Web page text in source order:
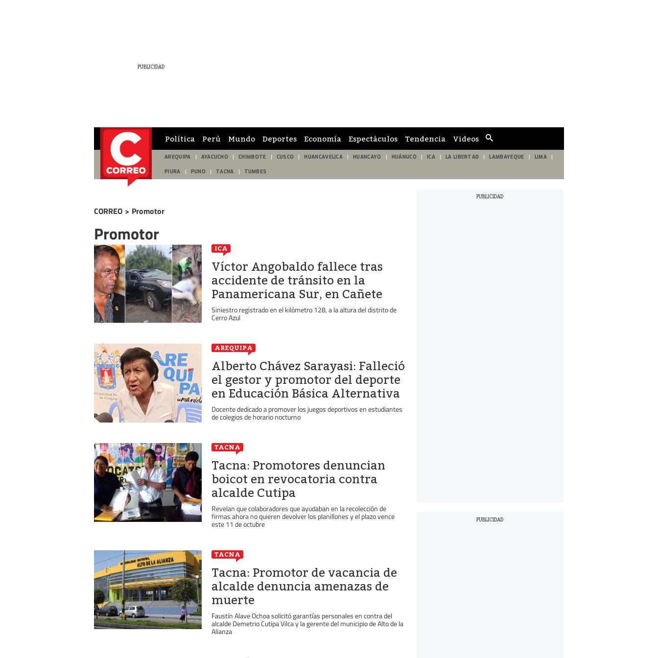
de
búsqueda
Política Perú Mundo Deportes Economía Espectáculos Tendencia Videos
AREQUIPA AYACUCHO CHIMBOTE CUSCO HUANCAVELICA HUANCAYO HUÁNUCO ICA LA LIBERTAD LAMBAYEQUE LIMA
PIURA PUNO TACNA TUMBES
CORREO > Promotor
Promotor
ICA
Víctor Angobaldo fallece tras
accidente de tránsito en la
Panamericana Sur, en Cañete
Siniestro registrado en el kilómetro 128, a la altura del distrito de
Cerro Azul
AREQUIPA
Alberto Chávez Sarayasi: Falleció
el gestor y promotor del deporte
en Educación Básica Alternativa
Docente dedicado a promover los juegos deportivos en estudiantes
de colegios de horario nocturno
TACNA
Tacna: Promotores denuncian
boicot en revocatoria contra
alcalde Cutipa
Revelan que colaboradores que ayudaban en la recolección de
firmas ahora no quieren devolver los planillones y el plazo vence
este 11 de octubre
TACNA
Tacna: Promotor de vacancia de
alcalde denuncia amenazas de
muerte
Faustín Alave Ochoa solicitó garantías personales en contra del
alcalde Demetrio Cutipa Vilca y la gerente del municipio de Alto de la
Alianza